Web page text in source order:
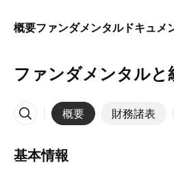
概要ファンダメンタルドキュメ
ファンダメンタルと
概要 財務諸表
その他
基本情報